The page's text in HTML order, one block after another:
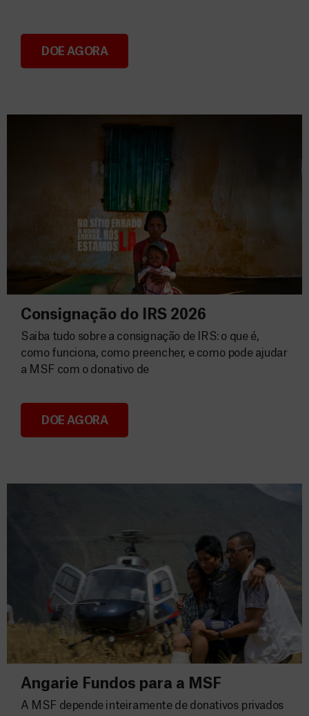
Donativos
DOE AGORA
Consignação do IRS 2026
Consignação do IRS 2026
Saiba tudo sobre a consignação de IRS: o que é,
como funciona, como preencher, e como pode ajudar
a MSF com o donativo de
DOE AGORA
Angarie Fundos para a MSF
A MSF depende inteiramente de donativos privados